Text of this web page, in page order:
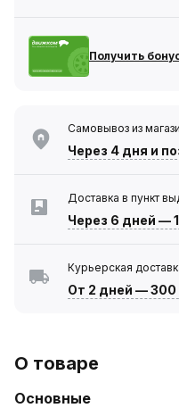
Получить
Самовывоз из
Через 4 дня и
Доставка в пункт
Через 6 дней —
Курьерская
От 2 дней —300
О товаре
Основные